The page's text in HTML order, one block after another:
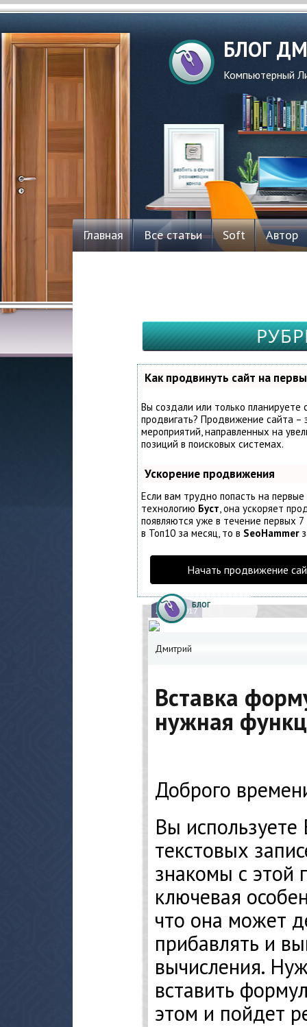
БЛОГ
Компьютерный
Главная Все статьи Soft Автор
Как продвинуть сайт на
Вы создали или только планируете
продвигать? Продвижение сайта –
мероприятий, направленных на
позиций в поисковых системах.
Ускорение продвижения
Если вам трудно попасть на
технологию Буст, она ускоряет
появляются уже в течение первых
в Топ10 за месяц, то в SeoHammer
Начать продвижение
21.08.2017
БЛОГ
Дмитрий
Вставка
нужная
Доброго
Вы
текстовых
знакомы с этой
ключевая
что она может
прибавлять и
вычисления.
вставить
этом и пойдет